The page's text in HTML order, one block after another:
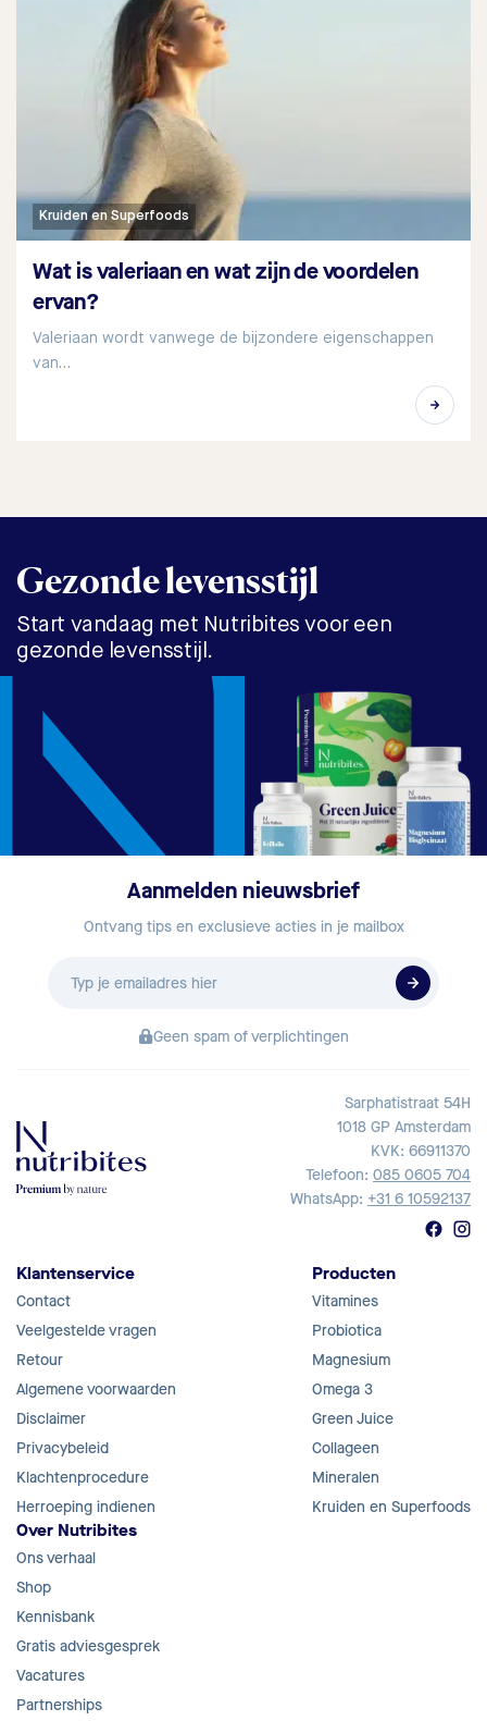
Kruiden en Superfoods
Wat is valeriaan en wat zijn de voordelen
ervan?
Valeriaan wordt vanwege de bijzondere eigenschappen
van…
Gezonde levensstijl
Start vandaag met Nutribites voor een
gezonde levensstijl.
Aanmelden nieuwsbrief
Ontvang tips en exclusieve acties in je mailbox
Geen spam of verplichtingen
Sarphatistraat 54H
1018 GP Amsterdam
KVK: 66911370
Telefoon: 085 0605 704
WhatsApp: +31 6 10592137
Klantenservice
Contact
Veelgestelde vragen
Retour
Algemene voorwaarden
Disclaimer
Privacybeleid
Klachtenprocedure
Herroeping indienen
Producten
Vitamines
Probiotica
Magnesium
Omega 3
Green Juice
Collageen
Mineralen
Kruiden en Superfoods
Over Nutribites
Ons verhaal
Shop
Kennisbank
Gratis adviesgesprek
Vacatures
Partnerships